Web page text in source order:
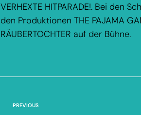
VERHEXTE HITPARADE!. Bei den
den Produktionen THE PAJAMA
RÄUBERTOCHTER auf der Bühne.
PREVIOUS